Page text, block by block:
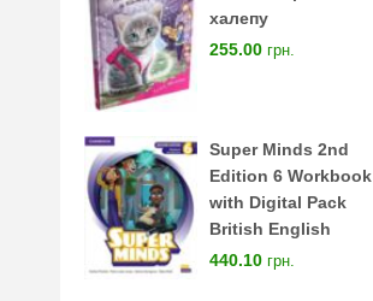
халепу
255.00 грн.
Super Minds 2nd
Edition 6 Workbook
with Digital Pack
British English
440.10 грн.